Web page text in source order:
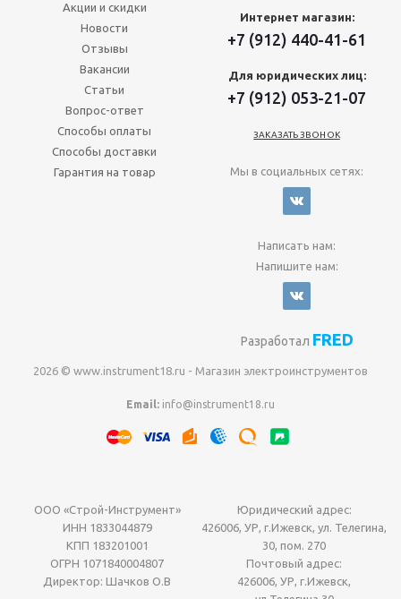
Акции и скидки
Новости
Отзывы
Вакансии
Статьи
Вопрос-ответ
Способы оплаты
Способы доставки
Гарантия на товар
Интернет магазин:
+7 (912) 440-41-61
Для юридических лиц:
+7 (912) 053-21-07
ЗАКАЗАТЬ ЗВОНОК
Мы в социальных сетях:
Написать нам:
Напишите нам:
Разработал FRED
2026 © www.instrument18.ru - Магазин электроинструментов
Email: info@instrument18.ru
ООО «Строй-Инструмент»
ИНН 1833044879
КПП 183201001
ОГРН 1071840004807
Директор: Шачков О.В
Юридический адрес:
426006, УР, г.Ижевск, ул. Телегина,
30, пом. 270
Почтовый адрес:
426006, УР, г.Ижевск,